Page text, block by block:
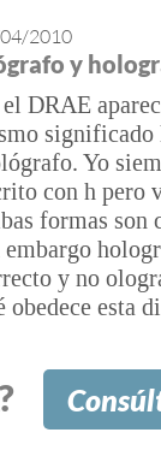
2010
y
DRAE
significado
Yo
con h pero
formas son
embargo
y no
obedece esta